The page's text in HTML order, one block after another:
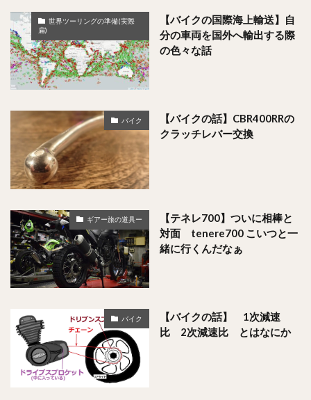
世界ツーリングの準備(実際
扁)
【バイクの国際海上輸送】自
分の車両を国外へ輸出する際
の色々な話
バイク
【バイクの話】CBR400RRの
クラッチレバー交換
ギアー旅の道具ー
【テネレ700】ついに相棒と
対面 tenere700 こいつと一
緒に行くんだなぁ
バイク
【バイクの話】 1次減速
比 2次減速比 とはなにか